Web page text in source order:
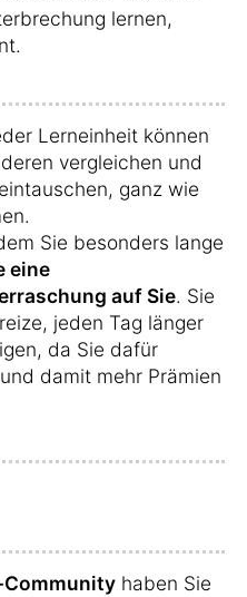
lernen,
Lerneinheit können
vergleichen und
ganz wie
Sie besonders lange
eine
auf Sie. Sie
jeden Tag länger
da Sie dafür
damit mehr Prämien
Community haben Sie